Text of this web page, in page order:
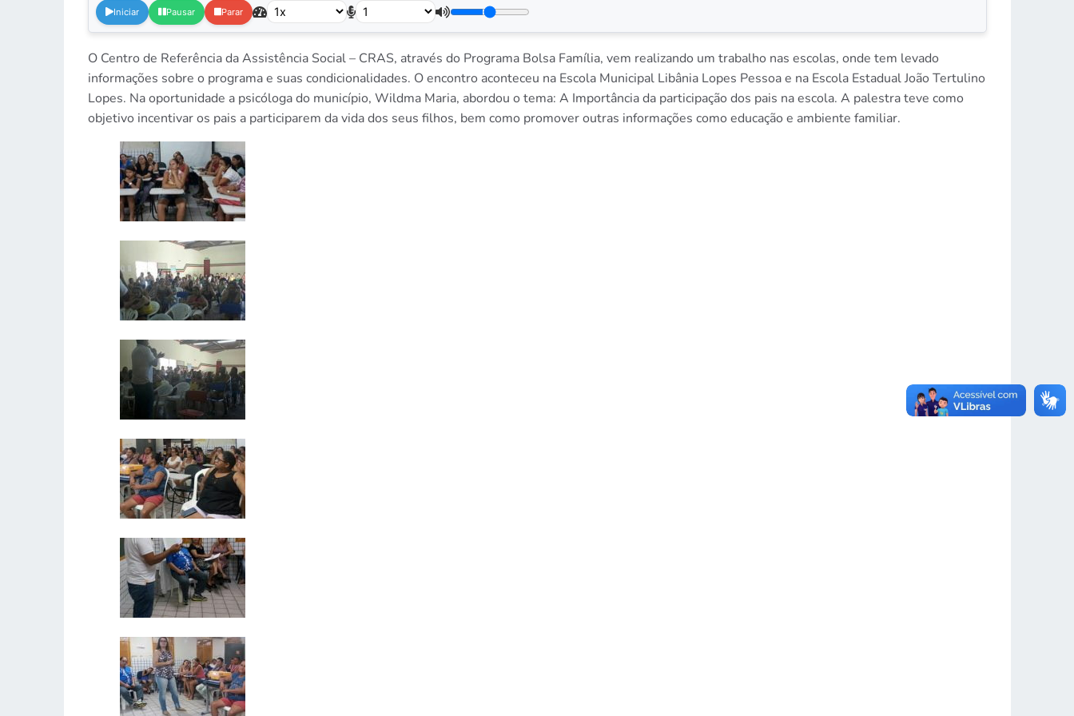
Iniciar Pausar Parar
O Centro de Referência da Assistência Social – CRAS, através do Programa Bolsa Família, vem realizando um trabalho nas escolas, onde tem levado
informações sobre o programa e suas condicionalidades. O encontro aconteceu na Escola Municipal Libânia Lopes Pessoa e na Escola Estadual João Tertulino
Lopes. Na oportunidade a psicóloga do município, Wildma Maria, abordou o tema: A Importância da participação dos pais na escola. A palestra teve como
objetivo incentivar os pais a participarem da vida dos seus filhos, bem como promover outras informações como educação e ambiente familiar.